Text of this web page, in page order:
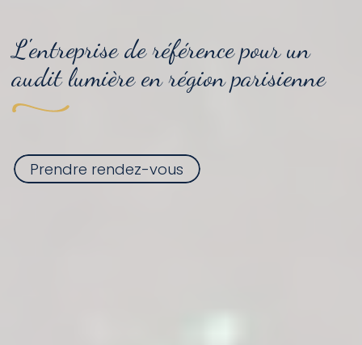
L'entreprise de référence pourun
audit lumièreen région parisienne
Prendre rendez-vous